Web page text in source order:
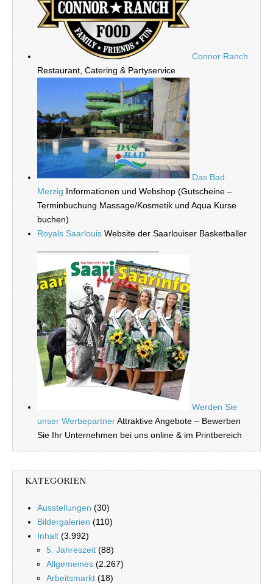
Connor Ranch
Restaurant, Catering & Partyservice
Das Bad
Merzig Informationen und Webshop (Gutscheine –
Terminbuchung Massage/Kosmetik und Aqua Kurse
buchen)
Royals Saarlouis Website der Saarlouiser Basketballer
Werden Sie
unser WerbepartnerAttraktive Angebote – Bewerben
Sie Ihr Unternehmen bei uns online & im Printbereich
KATEGORIEN
Ausstellungen (30)
Bildergalerien (110)
Inhalt (3.992)
5. Jahreszeit (88)
Allgemeines (2.267)
Arbeitsmarkt (18)